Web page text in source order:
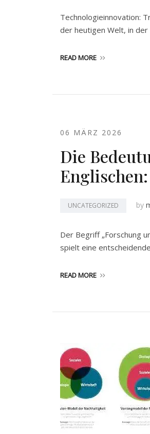
Technologieinnovation:
der heutigen Welt, in
READ MORE
06 MÄRZ 2026
Die
UNCATEGORIZED by
Der Begriff „Forschung
spielt eine
READ MORE